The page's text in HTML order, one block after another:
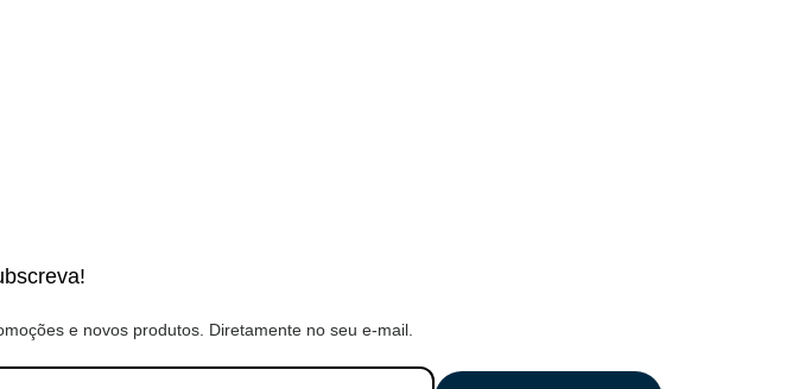
e novos produtos. Diretamente no seu e-mail.